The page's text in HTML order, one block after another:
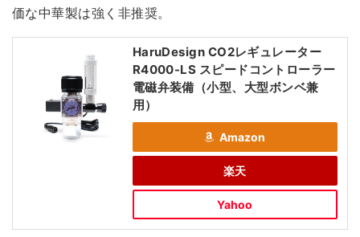
価な中華製は強く非推奨。
HaruDesign CO2レギュレーター
R4000-LS スピードコントローラー
電磁弁装備（小型、大型ボンベ兼
用）
Amazon
楽天
Yahoo